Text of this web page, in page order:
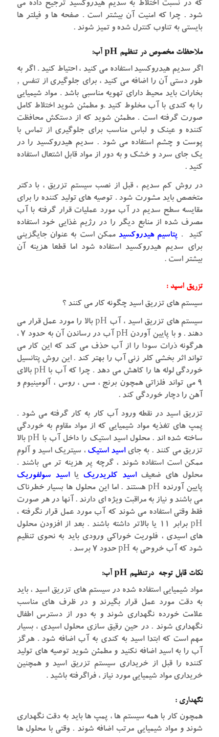
که در نسبت اختلاط به سدیم هیدروکسید ترجیح داده می
شود . چرا که امنیت آن بیشتر است . صفحه ها و فیلتر ها
بایستی به تناوب کنترل شده و تمیز شوند .
ملاحظات مخصوص در تنظیم pH آب:
اگر سدیم هیدروکسید استفاده می کنید ، احتیاط کنید . اگر به
طور دستی آن را اضافه می کنید ، برای جلوگیری از تنفس ‚
بخارات باید محیط دارای تهویه مناسبی باشد . مواد شیمیایی
را به کندی با آب مخلوط کنید .و مطمئن شوید اختلاط کامل
صورت گرفته است . مطمئن شوید که از دستکش محافظت
کننده و عینک و لباس مناسب برای جلوگیری از تماس با
پوست و چشم استفاده می شود . سدیم هیدروکسید را در
یک جای سرد و خشک و به دور از مواد قابل اشتعال استفاده
کنید .
در روش کم سدیم ، قبل از نصب سیستم تزریق ، با دکتر
متخصص باید مشورت شود . توصیه های تولید کننده را برای
مقایسه سطح سدیم در آب مورد عملیات قرار گرفته با آب
مصرف شده از منابع دیگر را در رژیم غذایی خود استفاده
کنید . پتاسیم هیدروکسید ممکن است به عنوان جایگزینی
برای سدیم هیدروکسید استفاده شود اما قطعا هزینه آن
بیشتر است .
تزریق اسید :
سیستم های تزریق اسید چگونه کار می کنند ؟
سیستم های تزریق اسید ، آب pH بالا را مورد عمل قرار می
دهند . و با پایین آوردن pH آب در رساندن آن به حدود ۷ ،
هرگونه ذرات سودا را از آب حذف می کند که این کار می
تواند اثر بخشی کلر زنی آب را بهتر کند . این روش پتانسیل
خوردگی لوله ها را کاهش می دهد . چرا که آب با pH بالای
۹ می تواند فلزاتی همچون برنج ، مس ، روس ، آلومینیوم و
آهن را دچار خوردگی کند .
تزریق اسید در نقطه ورود آب کار به کار گرفته می شود .
پمپ های تغذیه مواد شیمیایی که از مواد مقاوم به خوردگی
ساخته شده اند . محلول اسید استیک را داخل آب با pH بالا
تزریق می کنند . به جایاسید استیک ، سیتریک اسید و آلوم
ممکن است استفاده شوند ، گرچه پر هزینه تر می باشند .
محلول های ضعیفاسید کلریدریک یااسید سولفوریک
پایین آورنده pH هستند . اما این محلول ها بسیار خطرناک
می باشند و نیاز به مراقبت ویژه ای دارند . آنها در هر صورت
فقط وقتی استفاده می شوند که آب مورد عمل قرار نگرفته ،
pH برابر ۱۱ یا بالاتر داشته باشند . بعد از افزودن محلول
های اسیدی ، فلوریت خوراکی ورودی باید به نحوی تنظیم
شود که آب خروحی به pH حدود ۷ برسد .
نکات قابل توجه درتنظیم pH آب:
مواد شیمیایی استفاده شده در سیستم های تزریق اسید ، باید
به دقت مورد عمل قرار بگیرند و در ظرف های مناسب
علامت خورده نگهداری شوند و به دور از دسترس اطفال
نگهداری شوند . در حین رقیق سازی محلول اسیدی ، بسیار
مهم است که ابتدا اسید به کندی به آب اضافه شود . هرگز
آب را به اسید اضافه نکنید و مطمئن شوید توصیه های تولید
کننده را قبل از خریداری سیستم تزریق اسید و همچنین
خریداری مواد شیمیایی مورد نیاز ، فراگرفته باشید .
نگهداری :
همچون کار با همه سیستم ها ، پمپ ها باید به دقت نگهداری
شوند و مواد شیمیایی مرتب اضافه شوند . وقتی با محلول ها